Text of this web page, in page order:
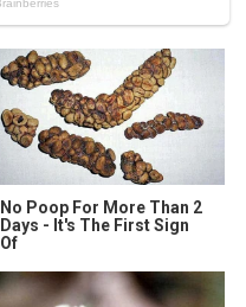
No Poop For More Than 2
Days - It's The First Sign
Of